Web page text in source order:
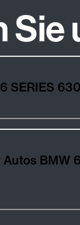
Sie
BMW